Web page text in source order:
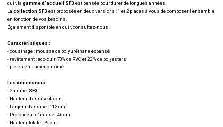
cuir, la gamme d’accueil SF3 est pensée pour durer de longues années.
La collection SF3 est proposée en deux versions : 1 et 2 places à vous de composer l’ensemble
en fonction de vos besoins.
Également disponible en cuir, consultez-nous !
Caractéristiques :
- cousinage : mousse de polyuréthane expansé
- revêtement : eco-cuir, 78% de PVC et 22 % de polyesters
- piètement : acier chromé
Les dimensions:
- Gamme: SF3
- Hauteur d’assise 45 cm.
- Largeur d’assise : 112 cm.
- Profondeur d’assise : 46 cm.
- Hauteur totale : 79 cm